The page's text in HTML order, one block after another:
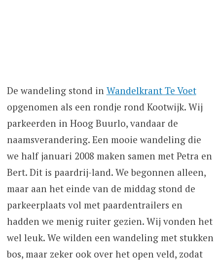
De wandeling stond in Wandelkrant Te Voet
opgenomen als een rondje rond Kootwijk. Wij
parkeerden in Hoog Buurlo, vandaar de
naamsverandering. Een mooie wandeling die
we half januari 2008 maken samen met Petra en
Bert. Dit is paardrij-land. We begonnen alleen,
maar aan het einde van de middag stond de
parkeerplaats vol met paardentrailers en
hadden we menig ruiter gezien. Wij vonden het
wel leuk. We wilden een wandeling met stukken
bos, maar zeker ook over het open veld, zodat